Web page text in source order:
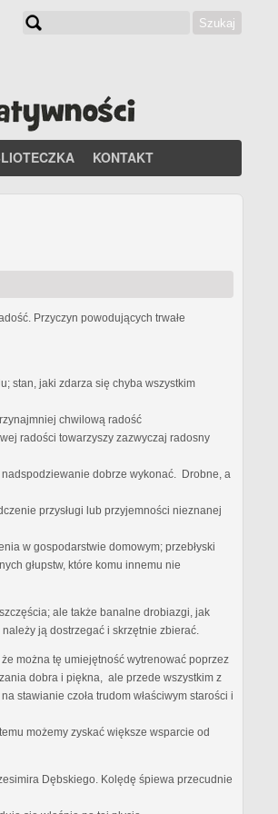
Szukaj
KONTAKT
Przyczyn powodujących trwałe
stan, jaki zdarza się chyba wszystkim
chwilową radość
radości towarzyszy zazwyczaj radosny
dobrze wykonać. Drobne, a
przysługi lub przyjemności nieznanej
w gospodarstwie domowym; przebłyski
głupstw, które komu innemu nie
ale także banalne drobiazgi, jak
ją dostrzegać i skrzętnie zbierać.
można tę umiejętność wytrenować poprzez
dobra i piękna, ale przede wszystkim z
stawianie czoła trudom właściwym starości i
możemy zyskać większe wsparcie od
Dębskiego. Kolędę śpiewa przecudnie